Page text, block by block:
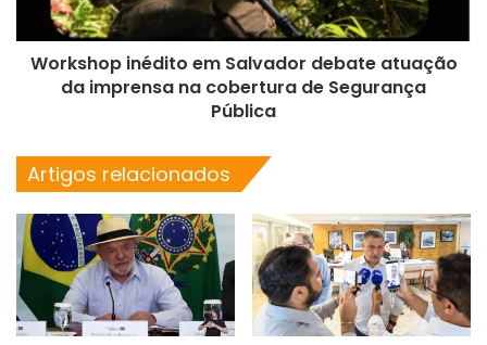
Workshop inédito em Salvador debate atuação
da imprensa na cobertura de Segurança
Pública
Artigos relacionados